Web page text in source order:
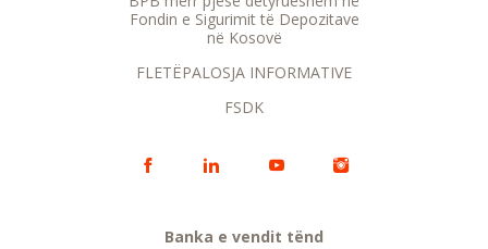
Fondin e Sigurimit të Depozitave
në Kosovë
FLETËPALOSJA INFORMATIVE
FSDK
Banka e vendit tënd